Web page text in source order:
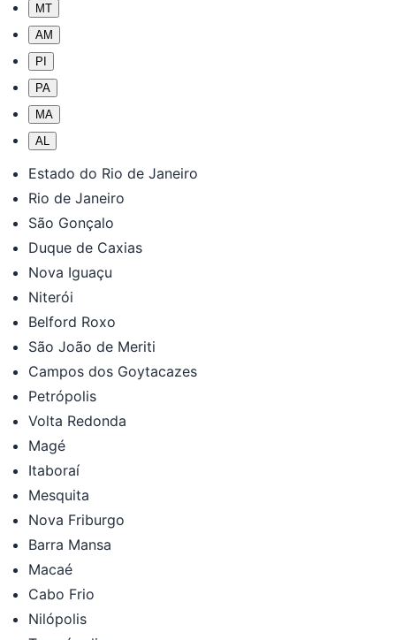
MT
AM
PI
PA
MA
AL
Estado do Rio de Janeiro
Rio de Janeiro
São Gonçalo
Duque de Caxias
Nova Iguaçu
Niterói
Belford Roxo
São João de Meriti
Campos dos Goytacazes
Petrópolis
Volta Redonda
Magé
Itaboraí
Mesquita
Nova Friburgo
Barra Mansa
Macaé
Cabo Frio
Nilópolis